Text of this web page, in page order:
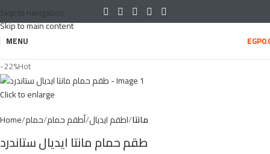
Skip to navigation
Skip to main content
MENU EGP
-22%Hot
Click to enlarge
Home حمام أطقم حمام اطقم ايديال مانتا
طقم حمام مانتا ايديال ستاندرد